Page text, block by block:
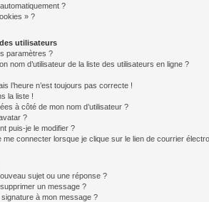
?
» ?
utilisateurs
paramètres ?
nom d’utilisateur de la liste des utilisateurs en ligne ?
l’heure n’est toujours pas correcte !
la liste !
à côté de mon nom d’utilisateur ?
?
puis-je le modifier ?
me connecter lorsque je clique sur le lien de courrier
sujet ou une réponse ?
un message ?
à mon message ?